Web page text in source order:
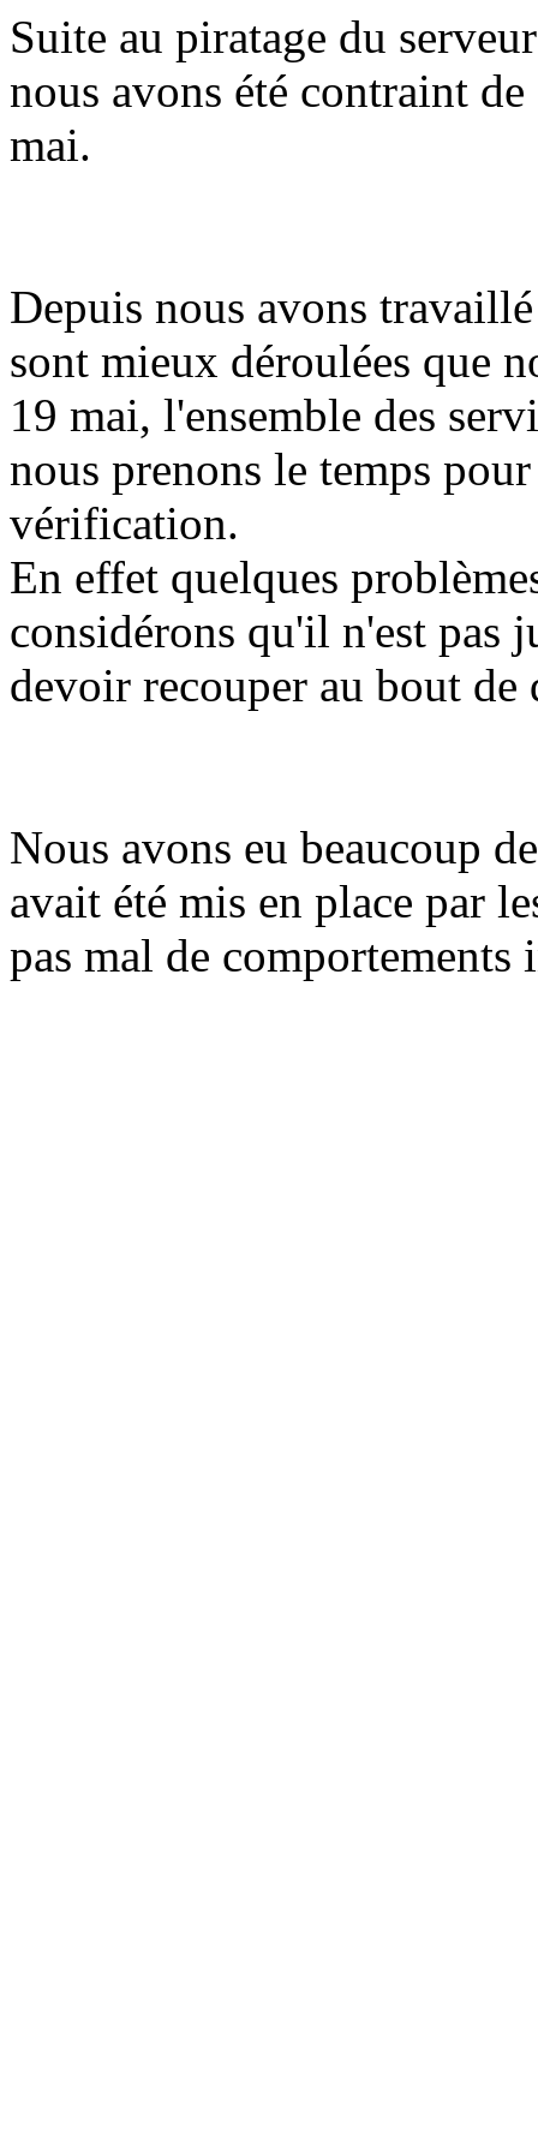
Suite au piratage du
nous avons été contraint
mai.
Depuis nous avons
sont mieux déroulées que
19 mai, l'ensemble des
nous prenons le temps
vérification.
En effet quelques
considérons qu'il n'est pas
devoir recouper au bout de
Nous avons eu beaucoup
avait été mis en place par
pas mal de comportements